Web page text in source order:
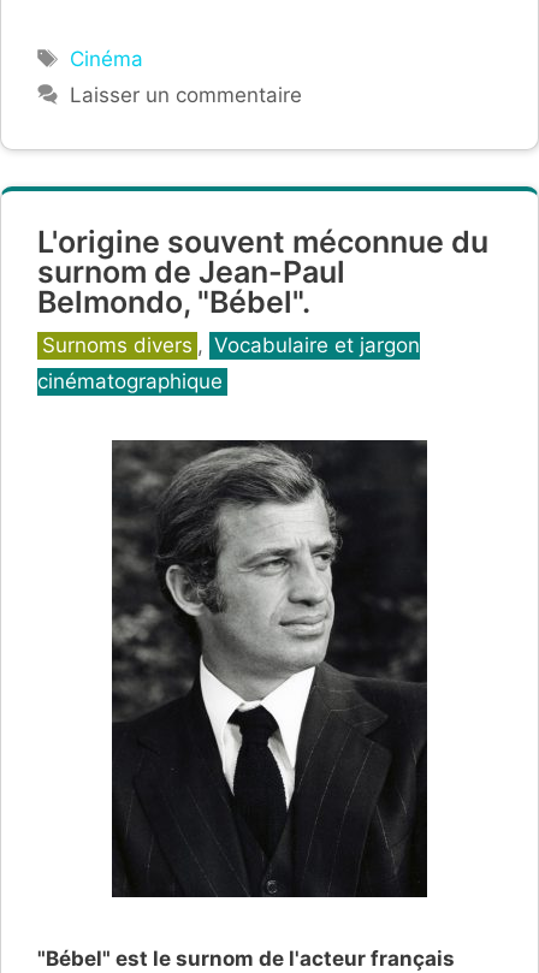
Étiquettes
Cinéma
Laisser un commentaire
L'origine souvent méconnue du
surnom de Jean-Paul
Belmondo, "Bébel".
Catégories
Surnoms divers , Vocabulaire et jargon
cinématographique
"Bébel" est le surnom de l'acteur français